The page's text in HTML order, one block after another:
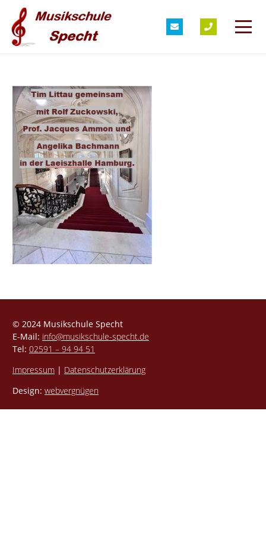
© 2024 Musikschule Specht
E-Mail: info@musikschule-specht.de
Tel: 02591 – 94 94 51
Impressum | Datenschutzerklärung
Design: webvergnügen